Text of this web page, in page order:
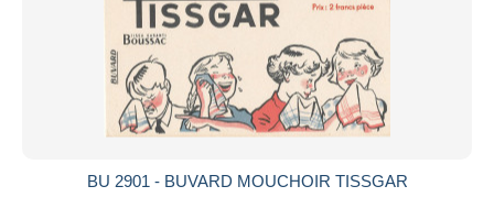
BU 2901 - BUVARD MOUCHOIR TISSGAR